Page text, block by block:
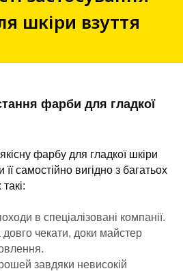
шкіри взуття
фарби для гладкої
фарбу для гладкої шкіри
її самостійно вигідно з багатьох
в спеціалізовані компанії.
чекати, доки майстер
завдяки невисокій